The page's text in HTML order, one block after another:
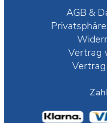
AGB &
Vertrag